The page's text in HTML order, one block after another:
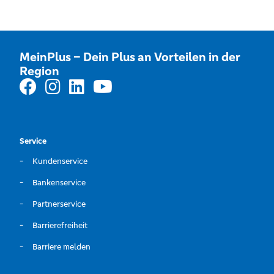
MeinPlus – Dein Plus an Vorteilen in der
Region
Service
Kundenservice
Bankenservice
Partnerservice
Barrierefreiheit
Barriere melden